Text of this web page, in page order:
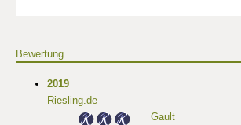
Bewertung
2019
Riesling.de
Gault